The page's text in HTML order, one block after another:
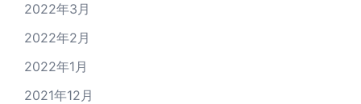
2022年3月
2022年2月
2022年1月
2021年12月